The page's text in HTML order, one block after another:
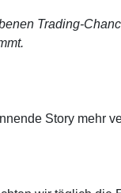
Trading-
Story mehr